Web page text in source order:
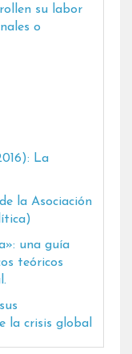
su labor
o
La
la Asociación
una guía
teóricos
la crisis global